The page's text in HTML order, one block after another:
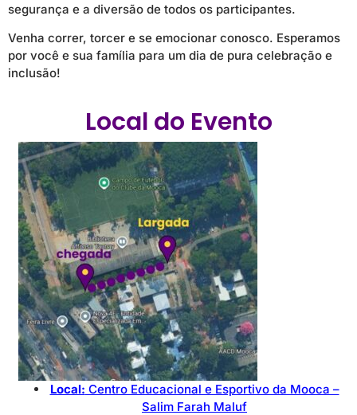
segurança e a diversão de todos os participantes.
Venha correr, torcer e se emocionar conosco. Esperamos
por você e sua família para um dia de pura celebração e
inclusão!
Local do Evento
Local: Centro Educacional e Esportivo da Mooca –
Salim Farah Maluf